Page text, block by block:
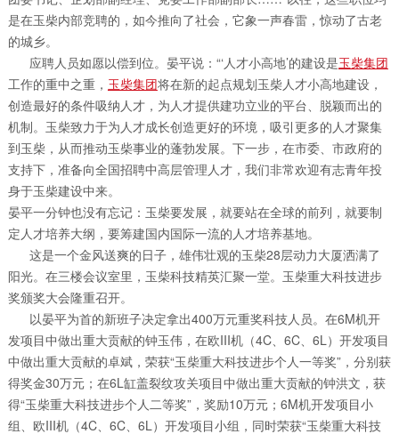
是在玉柴内部竞聘的，如今推向了社会，它象一声春雷，惊动了古老
的城乡。
应聘人员如愿以偿到位。晏平说：“‘人才小高地’的建设是玉柴集团
工作的重中之重， 玉柴集团将在新的起点规划玉柴人才小高地建设，
创造最好的条件吸纳人才，为人才提供建功立业的平台、脱颖而出的
机制。玉柴致力于为人才成长创造更好的环境，吸引更多的人才聚集
到玉柴，从而推动玉柴事业的蓬勃发展。下一步，在市委、市政府的
支持下，准备向全国招聘中高层管理人才，我们非常欢迎有志青年投
身于玉柴建设中来。
晏平一分钟也没有忘记：玉柴要发展，就要站在全球的前列，就要制
定人才培养大纲，要筹建国内国际一流的人才培养基地。
这是一个金风送爽的日子，雄伟壮观的玉柴28层动力大厦洒满了
阳光。在三楼会议室里，玉柴科技精英汇聚一堂。玉柴重大科技进步
奖颁奖大会隆重召开。
以晏平为首的新班子决定拿出400万元重奖科技人员。在6M机开
发项目中做出重大贡献的钟玉伟，在欧III机（4C、6C、6L）开发项目
中做出重大贡献的卓斌，荣获“玉柴重大科技进步个人一等奖”，分别获
得奖金30万元；在6L缸盖裂纹攻关项目中做出重大贡献的钟洪文，获
得“玉柴重大科技进步个人二等奖”，奖励10万元；6M机开发项目小
组、欧III机（4C、6C、6L）开发项目小组，同时荣获“玉柴重大科技